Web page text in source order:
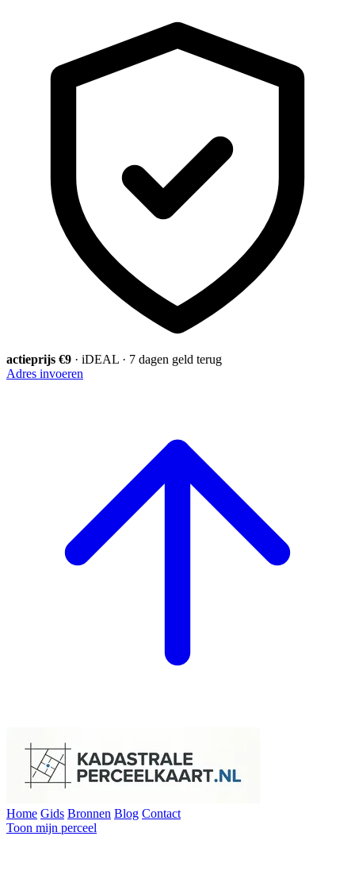
actieprijs €9 · iDEAL · 7 dagen geld terug
Adres invoeren
Home Gids Bronnen Blog Contact
Toon mijn perceel